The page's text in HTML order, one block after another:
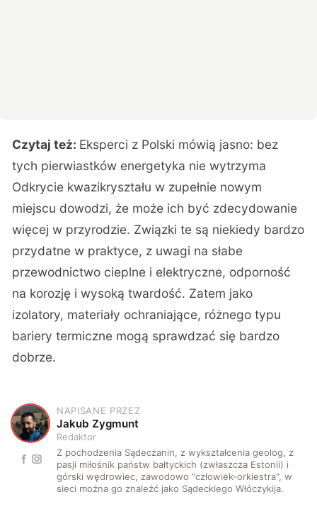
Czytaj też: Eksperci z Polski mówią jasno: bez
tych pierwiastków energetyka nie wytrzyma
Odkrycie kwazikryształu w zupełnie nowym
miejscu dowodzi, że może ich być zdecydowanie
więcej w przyrodzie. Związki te są niekiedy bardzo
przydatne w praktyce, z uwagi na słabe
przewodnictwo cieplne i elektryczne, odporność
na korozję i wysoką twardość. Zatem jako
izolatory, materiały ochraniające, różnego typu
bariery termiczne mogą sprawdzać się bardzo
dobrze.
J
NAPISANE PRZEZ
Jakub Zygmunt
Redaktor
Z pochodzenia Sądeczanin, z wykształcenia geolog, z
pasji miłośnik państw bałtyckich (zwłaszcza Estonii) i
górski wędrowiec, zawodowo "człowiek-orkiestra", w
sieci można go znaleźć jako Sądeckiego Włóczykija.